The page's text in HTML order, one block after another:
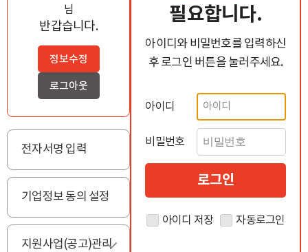
님
반갑습니다.
정보수정
로그아웃
전자서명 입력
기업정보 동의 설정
지원사업(공고)관리
필요합니다.
아이디와 비밀번호를 입력하신
후 로그인 버튼을 눌러주세요.
아이디
비밀번호
아이디 저장 자동로그인